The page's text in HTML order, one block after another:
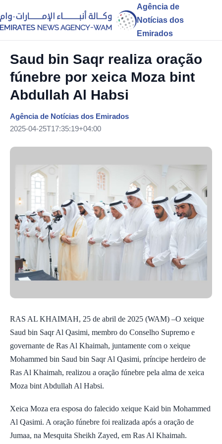
Agência de
Notícias dos
Emirados
Saud bin Saqr realiza oração
fúnebre por xeica Moza bint
Abdullah Al Habsi
Agência de Notícias dos Emirados
2025-04-25T17:35:19+04:00
RAS AL KHAIMAH, 25 de abril de 2025 (WAM) –O xeique
Saud bin Saqr Al Qasimi, membro do Conselho Supremo e
governante de Ras Al Khaimah, juntamente com o xeique
Mohammed bin Saud bin Saqr Al Qasimi, príncipe herdeiro de
Ras Al Khaimah, realizou a oração fúnebre pela alma de xeica
Moza bint Abdullah Al Habsi.
Xeica Moza era esposa do falecido xeique Kaid bin Mohammed
Al Qasimi. A oração fúnebre foi realizada após a oração de
Jumaa, na Mesquita Sheikh Zayed, em Ras Al Khaimah.